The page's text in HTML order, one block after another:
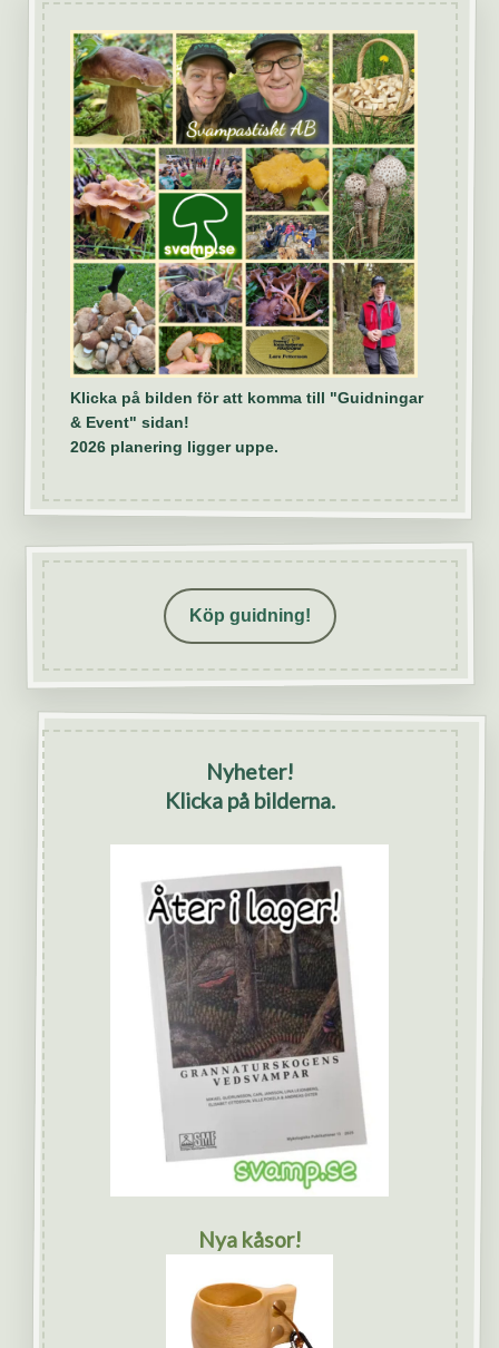
Klicka på bilden för att komma till "Guidningar
& Event" sidan!
2026 planering ligger uppe.
Köp guidning!
Nyheter!
Klicka på bilderna.
Nya kåsor!